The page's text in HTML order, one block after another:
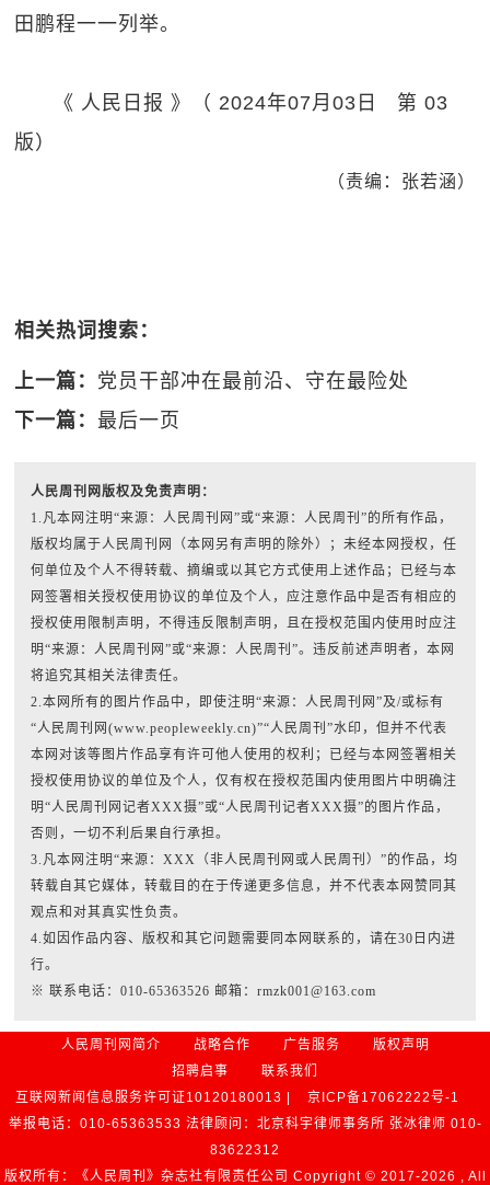
田鹏程一一列举。
《 人民日报 》（ 2024年07月03日 第 03
版）
（责编：张若涵）
相关热词搜索：
上一篇： 党员干部冲在最前沿、守在最险处
下一篇：最后一页
人民周刊网版权及免责声明：
1.凡本网注明“来源：人民周刊网”或“来源：人民周刊”的所有作品，
版权均属于人民周刊网（本网另有声明的除外）；未经本网授权，任
何单位及个人不得转载、摘编或以其它方式使用上述作品；已经与本
网签署相关授权使用协议的单位及个人，应注意作品中是否有相应的
授权使用限制声明，不得违反限制声明，且在授权范围内使用时应注
明“来源：人民周刊网”或“来源：人民周刊”。违反前述声明者，本网
将追究其相关法律责任。
2.本网所有的图片作品中，即使注明“来源：人民周刊网”及/或标有
“人民周刊网(www.peopleweekly.cn)”“人民周刊”水印，但并不代表
本网对该等图片作品享有许可他人使用的权利；已经与本网签署相关
授权使用协议的单位及个人，仅有权在授权范围内使用图片中明确注
明“人民周刊网记者XXX摄”或“人民周刊记者XXX摄”的图片作品，
否则，一切不利后果自行承担。
3.凡本网注明“来源：XXX（非人民周刊网或人民周刊）”的作品，均
转载自其它媒体，转载目的在于传递更多信息，并不代表本网赞同其
观点和对其真实性负责。
4.如因作品内容、版权和其它问题需要同本网联系的，请在30日内进
行。
※ 联系电话：010-65363526 邮箱：rmzk001@163.com
人民周刊网简介 战略合作 广告服务
版权声明
招聘启事
联系我们
互联网新闻信息服务许可证10120180013 |
京ICP备17062222号-1
举报电话：010-65363533 法律顾问：北京科宇律师事务所 张冰律师 010-
83622312
版权所有：《人民周刊》杂志社有限责任公司 Copyright © 2017-2026 , All